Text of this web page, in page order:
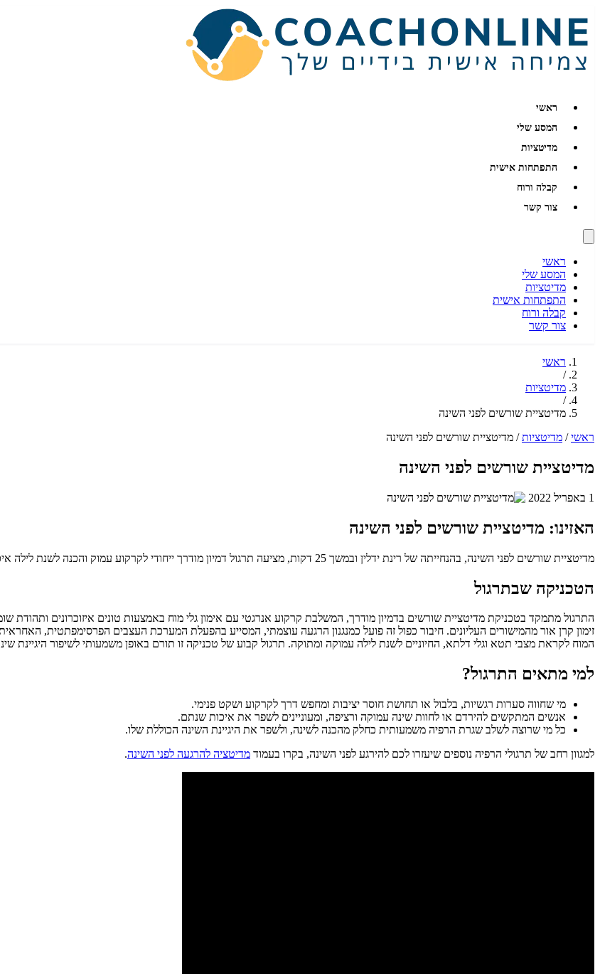
ראשי
המסע שלי
מדיטציות
התפתחות אישית
קבלה ורוח
צור קשר
ראשי
המסע שלי
מדיטציות
התפתחות אישית
קבלה ורוח
צור קשר
ראשי
/
מדיטציות
/
מדיטציית שורשים לפני השינה
ראשי / מדיטציות / מדיטציית שורשים לפני השינה
מדיטציית שורשים לפני השינה
1 באפריל 2022
האזינו: מדיטציית שורשים לפני השינה
מדיטציית שורשים לפני השינה, בהנחייתה של רינת ידלין ובמשך 25 דקות, מציעה תרגול דמיון מודרך ייחודי לקרקוע עמוק והכנה לשנת לילה איכותית.
הטכניקה שבתרגול
התרגול מתמקד בטכניקת מדיטציית שורשים בדמיון מודרך, המשלבת קרקוע אנרגטי עם אימון גלי מוח באמצעות טונים איזוכרונים
זימון קרן אור מהמישורים העליונים. חיבור כפול זה פועל כמנגנון הרגעה עוצמתי, המסייע בהפעלת המערכת העצבים הפרסימפתטית,
המוח לקראת מצבי תטא וגלי דלתא, החיוניים לשנת לילה עמוקה ומתוקה. תרגול קבוע של טכניקה זו תורם באופן משמעותי לשיפור היגיינת
למי מתאים התרגול?
מי שחווה סערות רגשיות, בלבול או תחושת חוסר יציבות ומחפש דרך לקרקוע ושקט פנימי.
אנשים המתקשים להירדם או לחוות שינה עמוקה ורציפה, ומעוניינים לשפר את איכות שנתם.
כל מי שרוצה לשלב שגרת הרפיה משמעותית כחלק מהכנה לשינה, ולשפר את היגיינת השינה הכוללת שלו.
למגוון רחב של תרגולי הרפיה נוספים שיעזרו לכם להירגע לפני השינה, בקרו בעמוד מדיטציה להרגעה לפני השינה.